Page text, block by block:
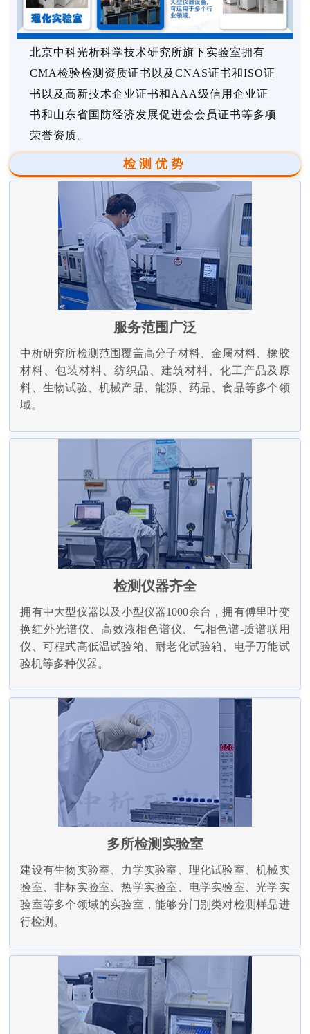
北京中科光析科学技术研究所旗下实验室拥有
CMA检验检测资质证书以及CNAS证书和ISO证
书以及高新技术企业证书和AAA级信用企业证
书和山东省国防经济发展促进会会员证书等多项
荣誉资质。
检测优势
服务范围广泛
中析研究所检测范围覆盖高分子材料、金属材料、橡胶
材料、包装材料、纺织品、建筑材料、化工产品及原
料、生物试验、机械产品、能源、药品、食品等多个领
域。
检测仪器齐全
拥有中大型仪器以及小型仪器1000余台，拥有傅里叶变
换红外光谱仪、高效液相色谱仪、气相色谱-质谱联用
仪、可程式高低温试验箱、耐老化试验箱、电子万能试
验机等多种仪器。
多所检测实验室
建设有生物实验室、力学实验室、理化试验室、机械实
验室、非标实验室、热学实验室、电学实验室、光学实
验室等多个领域的实验室，能够分门别类对检测样品进
行检测。